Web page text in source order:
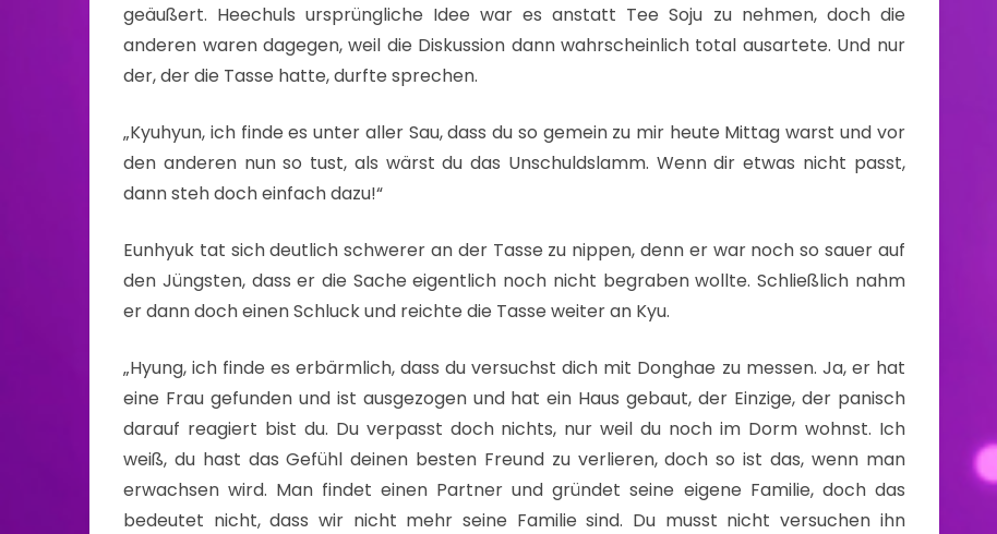
geäußert. Heechuls ursprüngliche Idee war es anstatt Tee Soju zu nehmen, doch die
anderen waren dagegen, weil die Diskussion dann wahrscheinlich total ausartete. Und nur
der, der die Tasse hatte, durfte sprechen.
„Kyuhyun, ich finde es unter aller Sau, dass du so gemein zu mir heute Mittag warst und vor
den anderen nun so tust, als wärst du das Unschuldslamm. Wenn dir etwas nicht passt,
dann steh doch einfach dazu!“
Eunhyuk tat sich deutlich schwerer an der Tasse zu nippen, denn er war noch so sauer auf
den Jüngsten, dass er die Sache eigentlich noch nicht begraben wollte. Schließlich nahm
er dann doch einen Schluck und reichte die Tasse weiter an Kyu.
„Hyung, ich finde es erbärmlich, dass du versuchst dich mit Donghae zu messen. Ja, er hat
eine Frau gefunden und ist ausgezogen und hat ein Haus gebaut, der Einzige, der panisch
darauf reagiert bist du. Du verpasst doch nichts, nur weil du noch im Dorm wohnst. Ich
weiß, du hast das Gefühl deinen besten Freund zu verlieren, doch so ist das, wenn man
erwachsen wird. Man findet einen Partner und gründet seine eigene Familie, doch das
bedeutet nicht, dass wir nicht mehr seine Familie sind. Du musst nicht versuchen ihn